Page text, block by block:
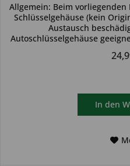
Allgemein: Beim
Schlüsselgehäuse (kein
Austausch
Autoschlüsselgehäuse
In den